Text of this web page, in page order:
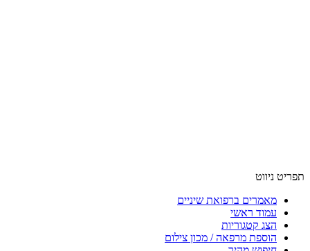
תפריט ניווט
מאמרים ברפואת שיניים
עמוד ראשי
הצג קטגוריות
הוספת מרפאה / מכון צילום